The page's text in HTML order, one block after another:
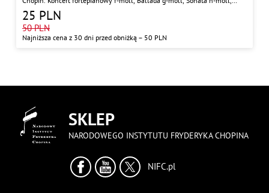
25 PLN
50 PLN
Najniższa cena z 30 dni przed obniżką – 50 PLN
SKLEP
NARODOWEGO INSTYTUTU FRYDERYKA CHOPINA
NIFC.pl